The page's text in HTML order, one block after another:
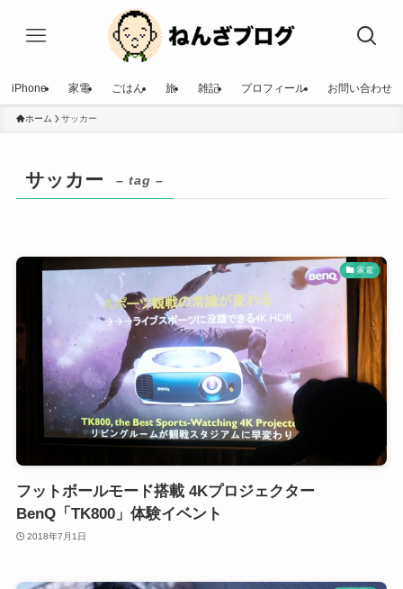
iPhone 家電 ごはん 旅 雑記 プロフィール お問い合わせ
ホーム サッカー
サッカー – tag –
家電
フットボールモード搭載 4Kプロジェクター
BenQ「TK800」体験イベント
2018年7月1日